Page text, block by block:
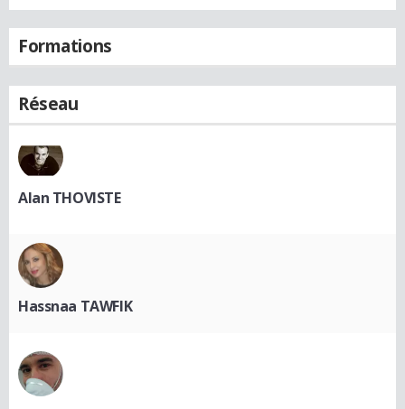
Formations
Réseau
Alan THOVISTE
Hassnaa TAWFIK